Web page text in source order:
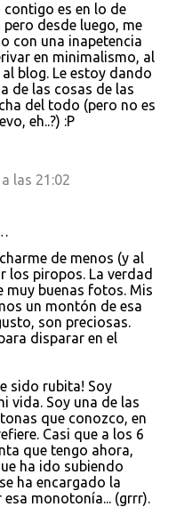
es en lo de
desde luego, me
con una inapetencia
en minimalismo, al
blog. Le estoy dando
de las cosas de las
del todo (pero no es
eh..?) :P
las 21:02
de menos (y al
los piropos. La verdad
muy buenas fotos. Mis
un montón de esa
son preciosas.
disparar en el
sido rubita! Soy
vida. Soy una de las
que conozco, en
Casi que a los 6
que tengo ahora,
ha ido subiendo
ha encargado la
monotonía... (grrr).